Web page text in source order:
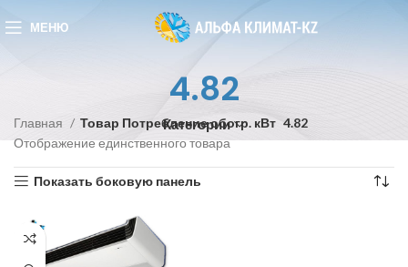
МЕНЮ
4.82
Категории
Главная Товар Потребление обогр. кВт 4.82
Отображение единственного товара
Показать боковую панель